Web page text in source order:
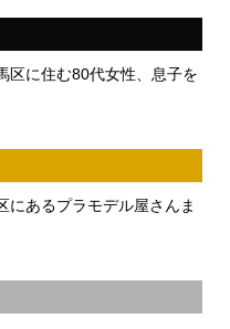
区に住む80代女性、息子を
にあるプラモデル屋さんま